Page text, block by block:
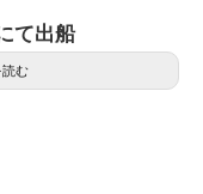
て出船
む